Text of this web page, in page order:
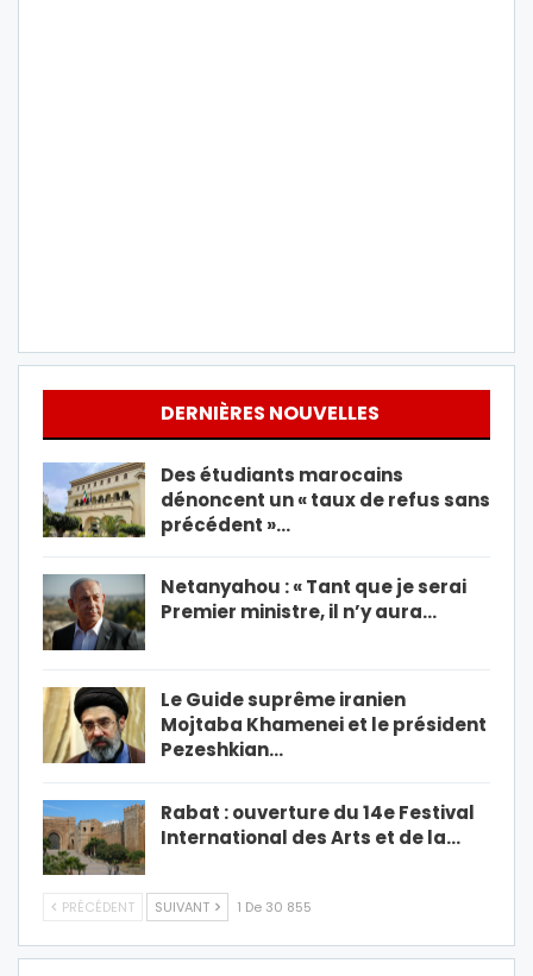
DERNIÈRES NOUVELLES
Des étudiants marocains
dénoncent un « taux de refus sans
précédent »…
Netanyahou : « Tant que je serai
Premier ministre, il n’y aura…
Le Guide suprême iranien
Mojtaba Khamenei et le président
Pezeshkian…
Rabat : ouverture du 14e Festival
International des Arts et de la…
PRÉCÉDENT SUIVANT 1 De 30 855